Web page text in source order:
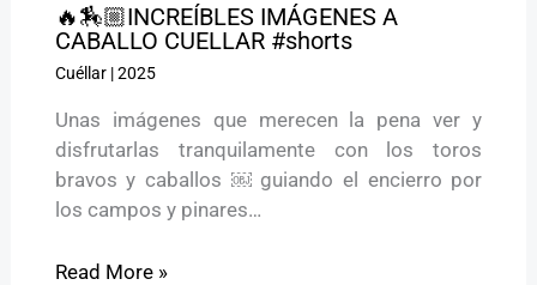
🔥🏇🏼INCREÍBLES IMÁGENES A
CABALLO CUELLAR #shorts
Cuéllar|2025
Unas imágenes que merecen la pena ver y
disfrutarlas tranquilamente con los toros
bravos y caballos ￼ guiando el encierro por
los campos y pinares…
Read More »